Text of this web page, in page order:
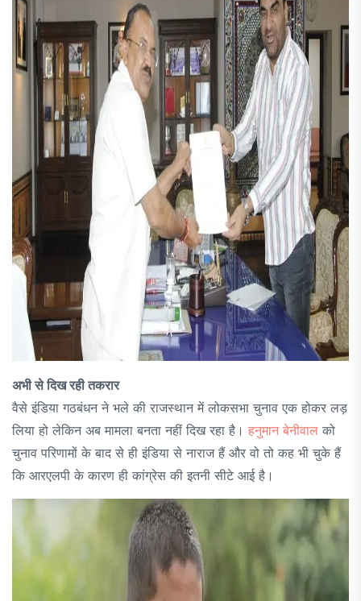
अभी से दिख रही तकरार
वैसे इंडिया गठबंधन ने भले की राजस्थान में लोकसभा चुनाव एक होकर लड़
लिया हो लेकिन अब मामला बनता नहीं दिख रहा है। हनुमान बेनीवाल को
चुनाव परिणामों के बाद से ही इंडिया से नाराज हैं और वो तो कह भी चुके हैं
कि आरएलपी के कारण ही कांग्रेस की इतनी सीटे आई है।